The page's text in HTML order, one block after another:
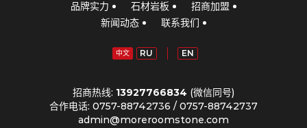
品牌实力 石材岩板
招商加盟
新闻动态
联系我们
中文 RU EN
招商热线: 13927766834 (微信同号)
合作电话: 0757-88742736 / 0757-88742737
admin@moreroomstone.com